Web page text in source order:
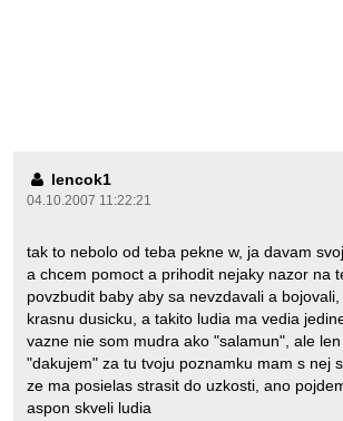
lencok1
04.10.2007 11:22:21
tak to nebolo od teba pekne w, ja davam
a chcem pomoct a prihodit nejaky nazor na
povzbudit baby aby sa nevzdavali a
krasnu dusicku, a takito ludia ma vedia
vazne nie som mudra ako "salamun", ale
"dakujem" za tu tvoju poznamku mam s nej
ze ma posielas strasit do uzkosti, ano
aspon skveli ludia